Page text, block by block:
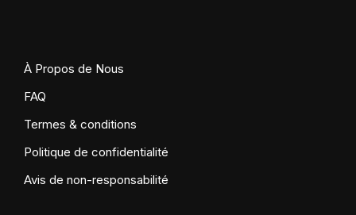
À Propos de Nous
FAQ
Termes & conditions
Politique de confidentialité
Avis de non-responsabilité